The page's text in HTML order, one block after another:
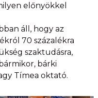
előnyökkel
áll, hogy az
70 százalékra
szaktudásra,
bárki
Tímea oktató.